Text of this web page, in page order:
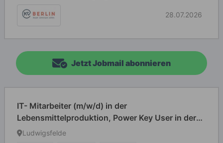
28.07.2026
Jetzt Jobmail abonnieren
IT- Mitarbeiter (m/w/d) in der
Lebensmittelproduktion, Power Key User in der
Lebensmittelproduktion CSB/MES
Ludwigsfelde